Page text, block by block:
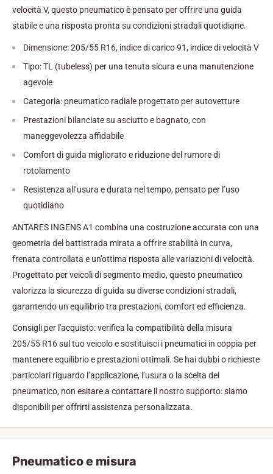
velocità V, questo pneumatico è pensato per offrire una guida
stabile e una risposta pronta su condizioni stradali quotidiane.
Dimensione: 205/55 R16, indice di carico 91, indice di velocità V
Tipo: TL (tubeless) per una tenuta sicura e una manutenzione
agevole
Categoria: pneumatico radiale progettato per autovetture
Prestazioni bilanciate su asciutto e bagnato, con
maneggevolezza affidabile
Comfort di guida migliorato e riduzione del rumore di
rotolamento
Resistenza all’usura e durata nel tempo, pensato per l’uso
quotidiano
ANTARES INGENS A1 combina una costruzione accurata con una
geometria del battistrada mirata a offrire stabilità in curva,
frenata controllata e un’ottima risposta alle variazioni di velocità.
Progettato per veicoli di segmento medio, questo pneumatico
valorizza la sicurezza di guida su diverse condizioni stradali,
garantendo un equilibrio tra prestazioni, comfort ed efficienza.
Consigli per l'acquisto: verifica la compatibilità della misura
205/55 R16 sul tuo veicolo e sostituisci i pneumatici in coppia per
mantenere equilibrio e prestazioni ottimali. Se hai dubbi o richieste
particolari riguardo l’applicazione, l’usura o la scelta del
pneumatico, non esitare a contattare il nostro supporto: siamo
disponibili per offrirti assistenza personalizzata.
Pneumatico e misura